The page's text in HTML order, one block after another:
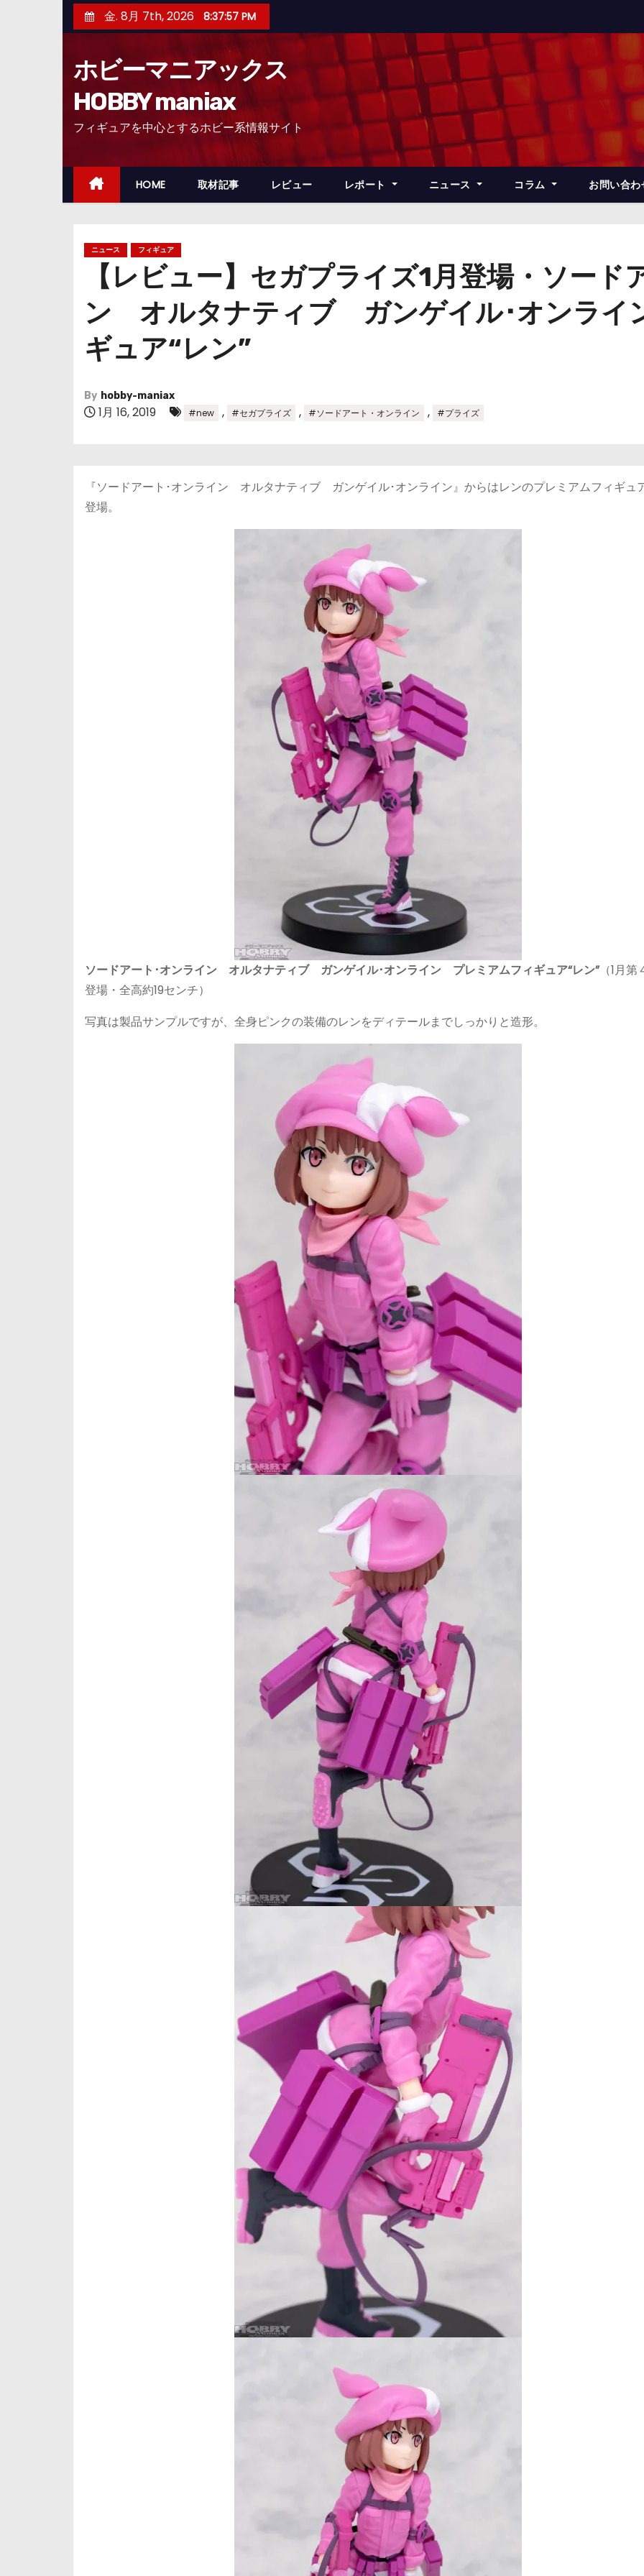
ン
ッ
金. 8月 7th, 2026 8:37:58 PM
ホビーマニアックス
HOBBY maniax
フィギュアを中心とするホビー系情報サイト
HOME 取材記事 レビュー レポート ニュース コラム お問い合わ
ニュース フィギュア
【レビュー】セガプライズ1月登場・ソード
ン オルタナティブ ガンゲイル･オンライ
ギュア“レン”
By hobby-maniax
1月 16, 2019 #new , #セガプライズ , #ソードアート・オンライン , #プライズ
『ソードアート･オンライン オルタナティブ ガンゲイル･オンライン』からはレンのプレミアムフィギュ
登場。
ソードアート･オンライン オルタナティブ ガンゲイル･オンライン プレミアムフィギュア“レン”（1月第
登場・全高約19センチ）
写真は製品サンプルですが、全身ピンクの装備のレンをディテールまでしっかりと造形。